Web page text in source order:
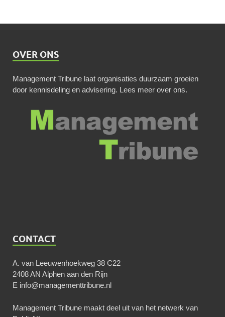
OVER ONS
Management Tribune laat organisaties duurzaam groeien
door kennisdeling en advisering. Lees meer over ons.
CONTACT
A. van Leeuwenhoekweg 38 C22
2408 AN Alphen aan den Rijn
E info@managementtribune.nl
Management Tribune maakt deel uit van het netwerk van